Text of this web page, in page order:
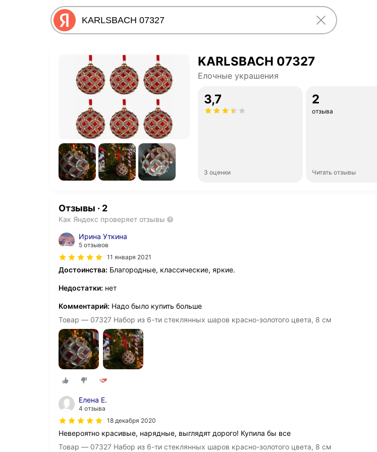
KARLSBACH 07327
Елочные украшения
3,7
3 оценки
2
отзыва
Читать отзывы
Отзывы · 2
Как Яндекс проверяет отзывы
Ирина Уткина
5 отзывов
11 января 2021
Достоинства: Благородные, классические, яркие.
Недостатки: нет
Комментарий: Надо было купить больше
Товар — 07327 Набор из 6-ти стеклянных шаров красно-золотого цвета, 8 см
Елена Е.
4 отзыва
18 декабря 2020
Невероятно красивые, нарядные, выглядят дорого! Купила бы все
Товар — 07327 Набор из 6-ти стеклянных шаров красно-золотого цвета, 8 см